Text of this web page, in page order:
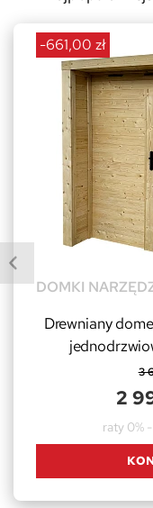
DOMKI
Drewniany
3
2
-661,00 zł
raty 0%